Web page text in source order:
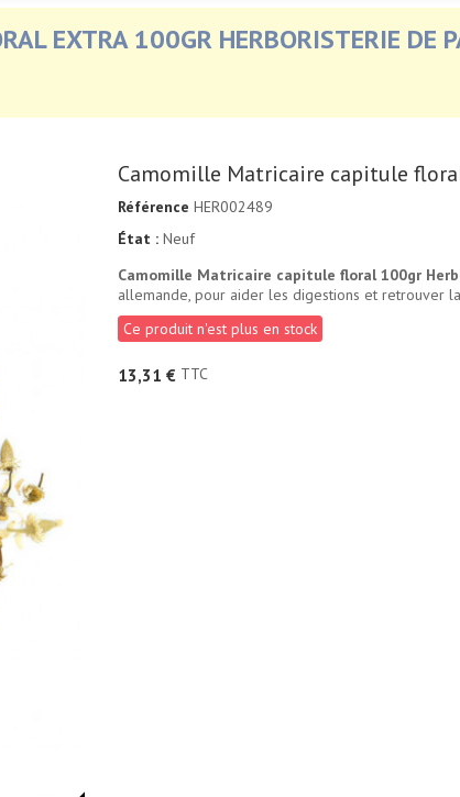
EXTRA 100GR HERBORISTERIE DE
Camomille Matricaire capitule
Référence HER002489
État : Neuf
Camomille Matricaire capitule floral 100gr
allemande, pour aider les digestions et retrouver
Ce produit n'est plus en stock
13,31 € TTC